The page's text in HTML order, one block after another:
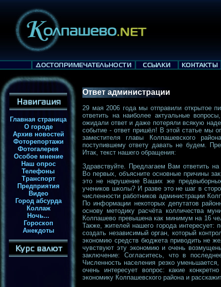
Главная страница
О городе
Архив новостей
Фоторепортажи
Фотогалерея
Особое мнение
Наш опрос
Телефоны
Транспорт
Предприятия
Видео
Город абсурда
Коллаж
Ночь...
Гороскоп
Анекдоты
Ответ администрации
29 мая 2006 года мы отправили открытое
ответить на наиболее актуальные
ожидали ответ и даже потеряли всякую
событие - ответ пришёл! В этой статье мы
заместителя главы Колпашевского
поступившему ответу давать не будем.
Итак, текст нашего обращения:
Здравствуйте. Предлагаем Вам ответить
Во первых, объясните основные причины
это не нарушение Ваших же
учеников школы? И разве это не шаг в
численности работников администрации
По информации некоторых депутатов
основу методику расчёта колличества
Колпашево превышена как минимум на 16
Также, жителей нашего города интересует:
создать независимый орган, который
экономию средств бюджета приводить не
чувствуют эту экономию и очень
заключение: Согласитесь, что в
Численность населения резко
очень интересует вопрос: какие
экономику Колпашевского района и